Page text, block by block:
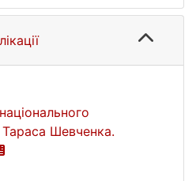
Тараса Шевченка.